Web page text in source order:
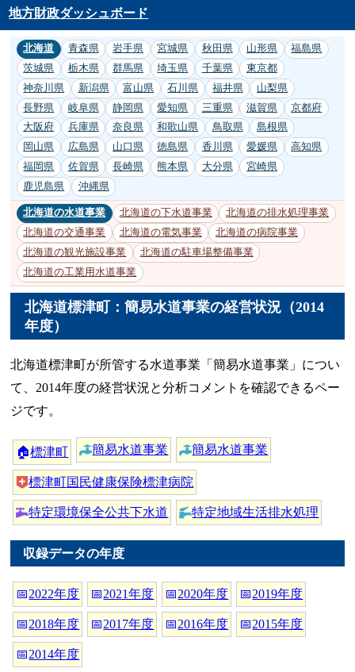
地方財政ダッシュボード
北海道 青森県 岩手県 宮城県 秋田県 山形県
福島県
茨城県
栃木県 群馬県 埼玉県 千葉県
東京都
神奈川県
新潟県 富山県 石川県 福井県
山梨県
長野県
岐阜県 静岡県 愛知県 三重県 滋賀県
京都府
大阪府
兵庫県 奈良県 和歌山県 鳥取県
島根県
岡山県
広島県 山口県 徳島県 香川県 愛媛県
高知県
福岡県
佐賀県 長崎県 熊本県 大分県
宮崎県
鹿児島県
沖縄県
北海道の水道事業 北海道の下水道事業
北海道の排水処理事業
北海道の交通事業
北海道の電気事業
北海道の病院事業
北海道の観光施設事業
北海道の駐車場整備事業
北海道の工業用水道事業
北海道標津町：簡易水道事業の経営状況（2014
年度）
北海道標津町が所管する水道事業「簡易水道事業」につい
て、2014年度の経営状況と分析コメントを確認できるペー
ジです。
🏠標津町 簡易水道事業 簡易水道事業
標津町国民健康保険標津病院
特定環境保全公共下水道 特定地域生活排水処理
収録データの年度
📅2022年度 📅2021年度 📅2020年度 📅2019年度
📅2018年度 📅2017年度 📅2016年度 📅2015年度
📅2014年度